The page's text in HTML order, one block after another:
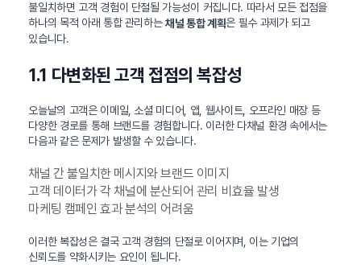
불일치하면 고객 경험이 단절될 가능성이 커집니다. 따라서 모든 접점을
하나의 목적 아래 통합 관리하는채널 통합 계획은 필수 과제가 되고
있습니다.
1.1 다변화된 고객 접점의 복잡성
오늘날의 고객은 이메일, 소셜 미디어, 앱, 웹사이트, 오프라인 매장 등
다양한 경로를 통해 브랜드를 경험합니다. 이러한 다채널 환경 속에서는
다음과 같은 문제가 발생할 수 있습니다.
채널 간 불일치한 메시지와 브랜드 이미지
고객 데이터가 각 채널에 분산되어 관리 비효율 발생
마케팅 캠페인 효과 분석의 어려움
이러한 복잡성은 결국 고객 경험의 단절로 이어지며, 이는 기업의
신뢰도를 약화시키는 요인이 됩니다.